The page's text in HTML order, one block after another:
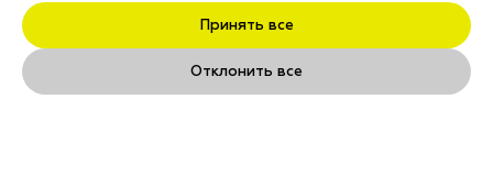
Оферта
ДЛЯ ПАРТНЁРОВ
Преимущества